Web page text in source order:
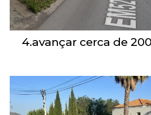
4.avançar cerca de